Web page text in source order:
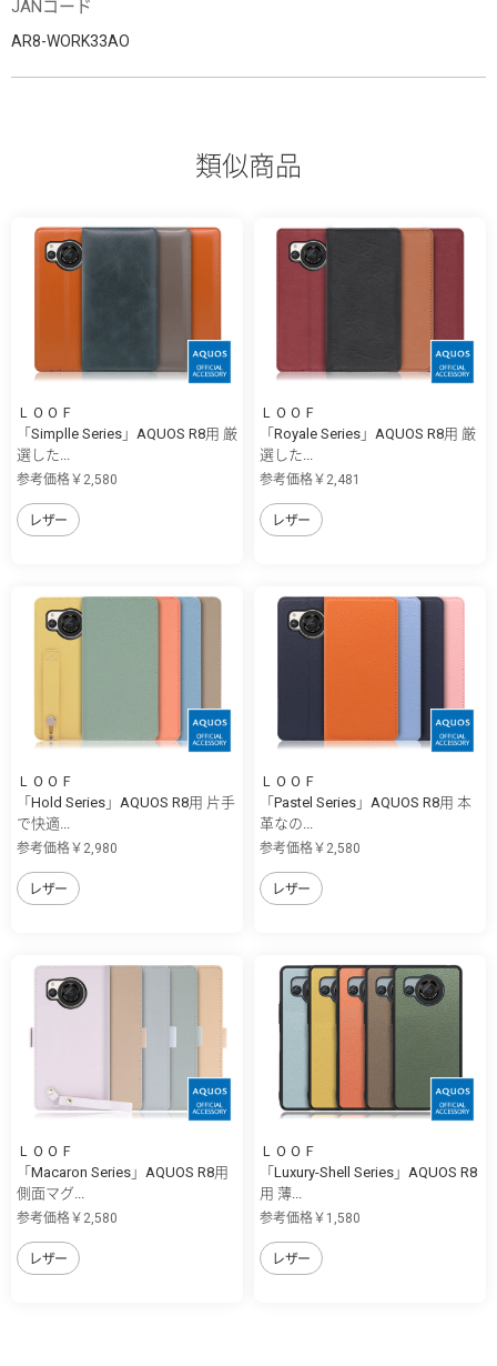
JANコード
AR8-WORK33AO
類似商品
ＬＯＯＦ
「Simplle Series」AQUOS R8用 厳
選した...
参考価格￥2,580
レザー
ＬＯＯＦ
「Royale Series」AQUOS R8用 厳
選した...
参考価格￥2,481
レザー
ＬＯＯＦ
「Hold Series」AQUOS R8用 片手
で快適...
参考価格￥2,980
レザー
ＬＯＯＦ
「Pastel Series」AQUOS R8用 本
革なの...
参考価格￥2,580
レザー
ＬＯＯＦ
「Macaron Series」AQUOS R8用
側面マグ...
参考価格￥2,580
レザー
ＬＯＯＦ
「Luxury-Shell Series」AQUOS R8
用 薄...
参考価格￥1,580
レザー